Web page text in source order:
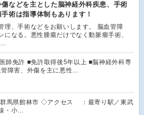
などを主とした脳神経外科疾患、手術
術は指導体制もあります！
理、手術などをお願いします。 脳血管障
になる。悪性腫瘍だけでなく動脈瘤手術、
…
医師免許 ■免許取得後5年以上 ■脳神経外科専
管障害、外傷を主に悪性…
県館林市 ◇アクセス ：最寄り駅／東武
・小…